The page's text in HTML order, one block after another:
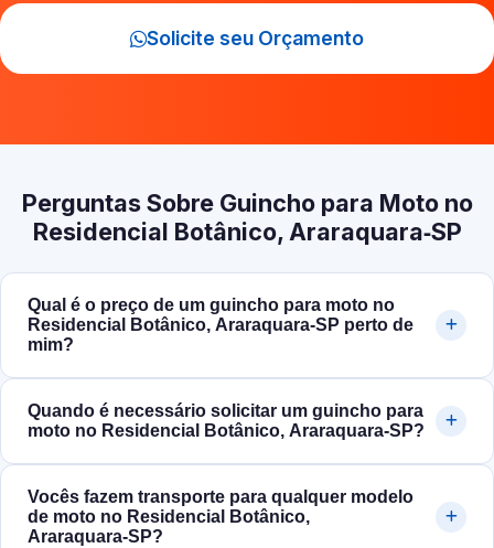
Solicite seu Orçamento
Perguntas Sobre Guincho para Moto no
Residencial Botânico, Araraquara‑SP
Qual é o preço de um guincho para moto no
Residencial Botânico, Araraquara‑SP perto de
mim?
Quando é necessário solicitar um guincho para
moto no Residencial Botânico, Araraquara‑SP?
Vocês fazem transporte para qualquer modelo
de moto no Residencial Botânico,
Araraquara‑SP?